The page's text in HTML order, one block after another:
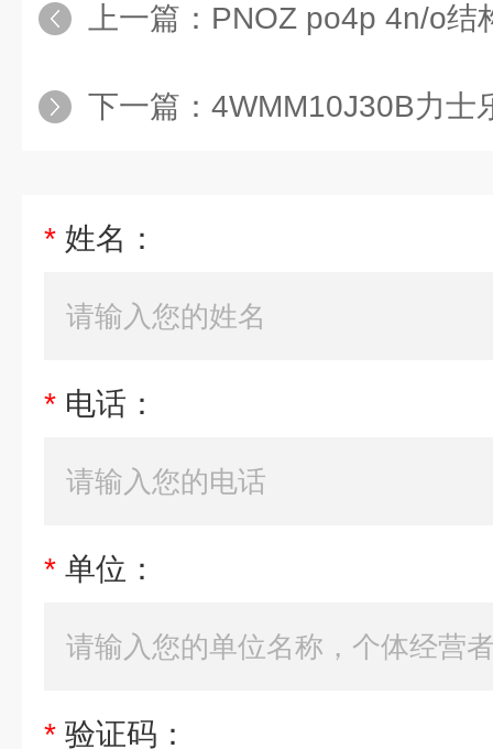
上一篇： PNOZ po4p 4n/o结构分析
下一篇： 4WMM10J30B力士乐
* 姓名：
* 电话：
* 单位：
* 验证码：